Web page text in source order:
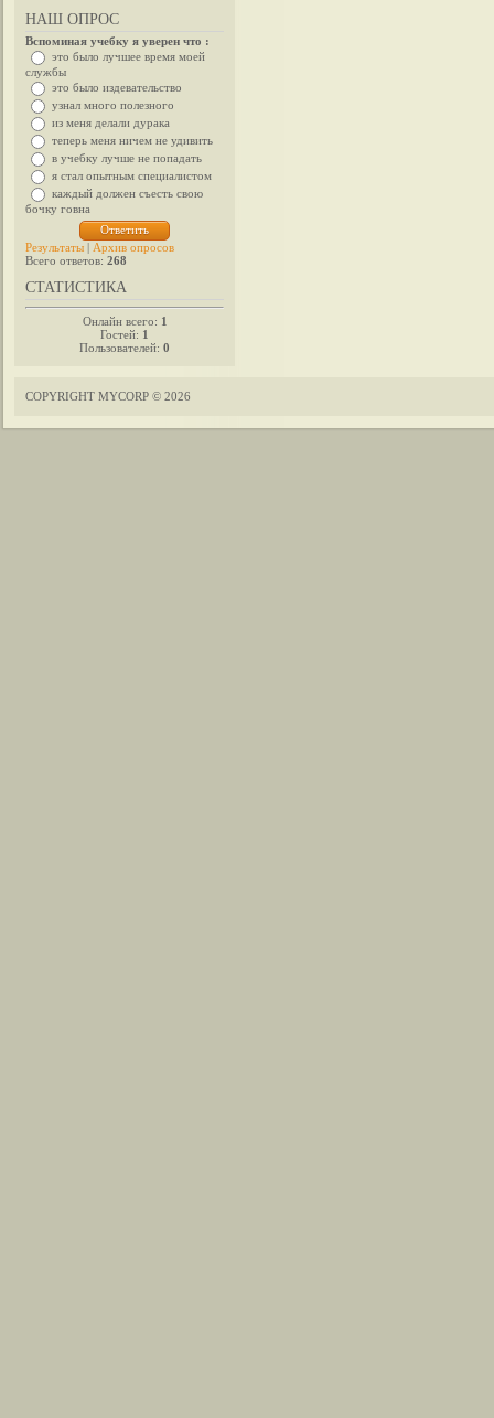
НАШ ОПРОС
Вспоминая учебку я уверен что :
это было лучшее время моей
службы
это было издевательство
узнал много полезного
из меня делали дурака
теперь меня ничем не удивить
в учебку лучше не попадать
я стал опытным специалистом
каждый должен съесть свою
бочку говна
Результаты | Архив опросов
Всего ответов: 268
СТАТИСТИКА
Онлайн всего: 1
Гостей: 1
Пользователей: 0
COPYRIGHT MYCORP © 2026